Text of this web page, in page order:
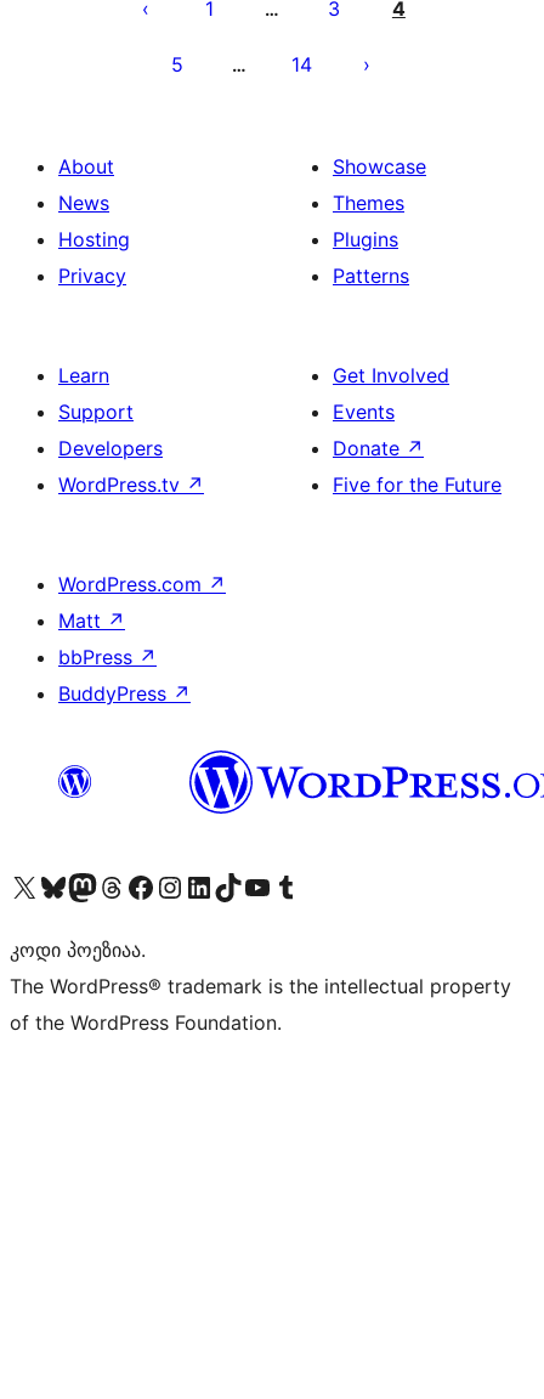
1 … 3 4
5 … 14
About
News
Hosting
Privacy
Showcase
Themes
Plugins
Patterns
Learn
Support
Developers
WordPress.tv ↗
Get Involved
Events
Donate ↗
Five for the Future
WordPress.com ↗
Matt ↗
bbPress ↗
BuddyPress ↗
Visit our X (formerly Twitter) account
Visit our Bluesky account
Visit our Mastodon account
Visit our Threads account
Visit our Facebook page
Visit our Instagram account
Visit our LinkedIn account
Visit our TikTok account
Visit our YouTube channel
Visit our Tumblr account
კოდი პოეზიაა.
The WordPress® trademark is the intellectual property
of the WordPress Foundation.